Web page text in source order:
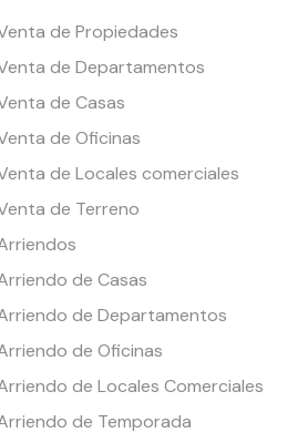
de Propiedades
de Departamentos
de Casas
de Oficinas
de Locales comerciales
de Terreno
de Casas
de Departamentos
de Oficinas
de Locales Comerciales
de Temporada